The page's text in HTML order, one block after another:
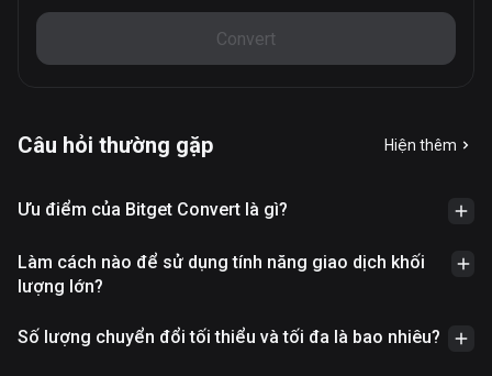
Convert
Câu hỏi thường gặp Hiện thêm
Ưu điểm của Bitget Convert là gì?
Làm cách nào để sử dụng tính năng giao dịch khối
lượng lớn?
Số lượng chuyển đổi tối thiểu và tối đa là bao nhiêu?